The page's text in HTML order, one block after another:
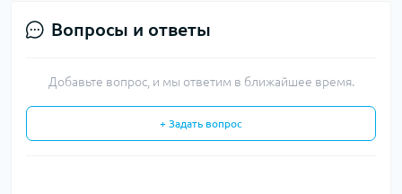
Вопросы и ответы
Добавьте вопрос, и мы ответим в ближайшее время.
+ Задать вопрос